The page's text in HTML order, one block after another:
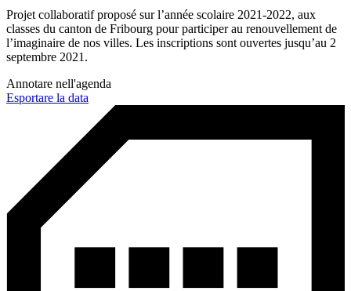
Projet collaboratif proposé sur l’année scolaire 2021-2022, aux
classes du canton de Fribourg pour participer au renouvellement de
l’imaginaire de nos villes. Les inscriptions sont ouvertes jusqu’au 2
septembre 2021.
Annotare nell'agenda
Esportare la data